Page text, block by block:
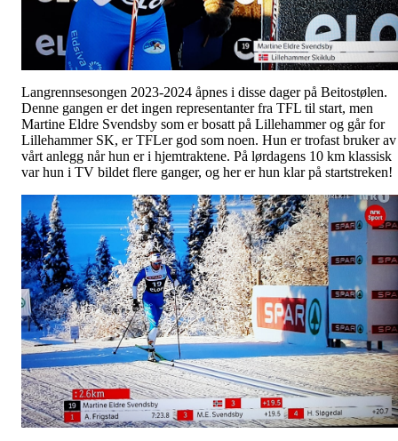
Langrennsesongen 2023-2024 åpnes i disse dager på Beitostølen.
Denne gangen er det ingen representanter fra TFL til start, men
Martine Eldre Svendsby som er bosatt på Lillehammer og går for
Lillehammer SK, er TFLer god som noen. Hun er trofast bruker av
vårt anlegg når hun er i hjemtraktene. På lørdagens 10 km klassisk
var hun i TV bildet flere ganger, og her er hun klar på startstreken!